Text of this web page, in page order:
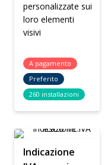
personalizzate sui
loro elementi
visivi
A pagamento
Preferito
260 installazioni
Indicazione